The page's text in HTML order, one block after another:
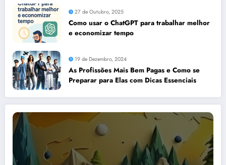
27 de Outubro, 2025
Como usar o ChatGPT para trabalhar melhor
e economizar tempo
19 de Dezembro, 2024
As Profissões Mais Bem Pagas e Como se
Preparar para Elas com Dicas Essenciais